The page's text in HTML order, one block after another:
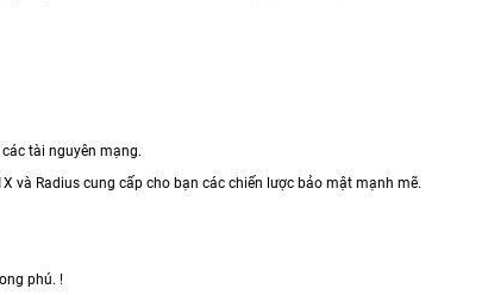
tài nguyên mạng.
và Radius cung cấp cho bạn các chiến lược bảo mật mạnh mẽ.
phú. !